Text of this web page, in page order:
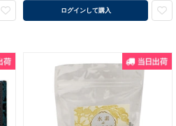
ログインして購入